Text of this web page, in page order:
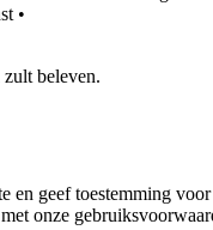
•
beleven.
en geef toestemming
onze